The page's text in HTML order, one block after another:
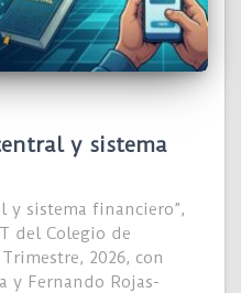
y sistema
y sistema financiero”,
del Colegio de
2026, con
y Fernando Rojas-